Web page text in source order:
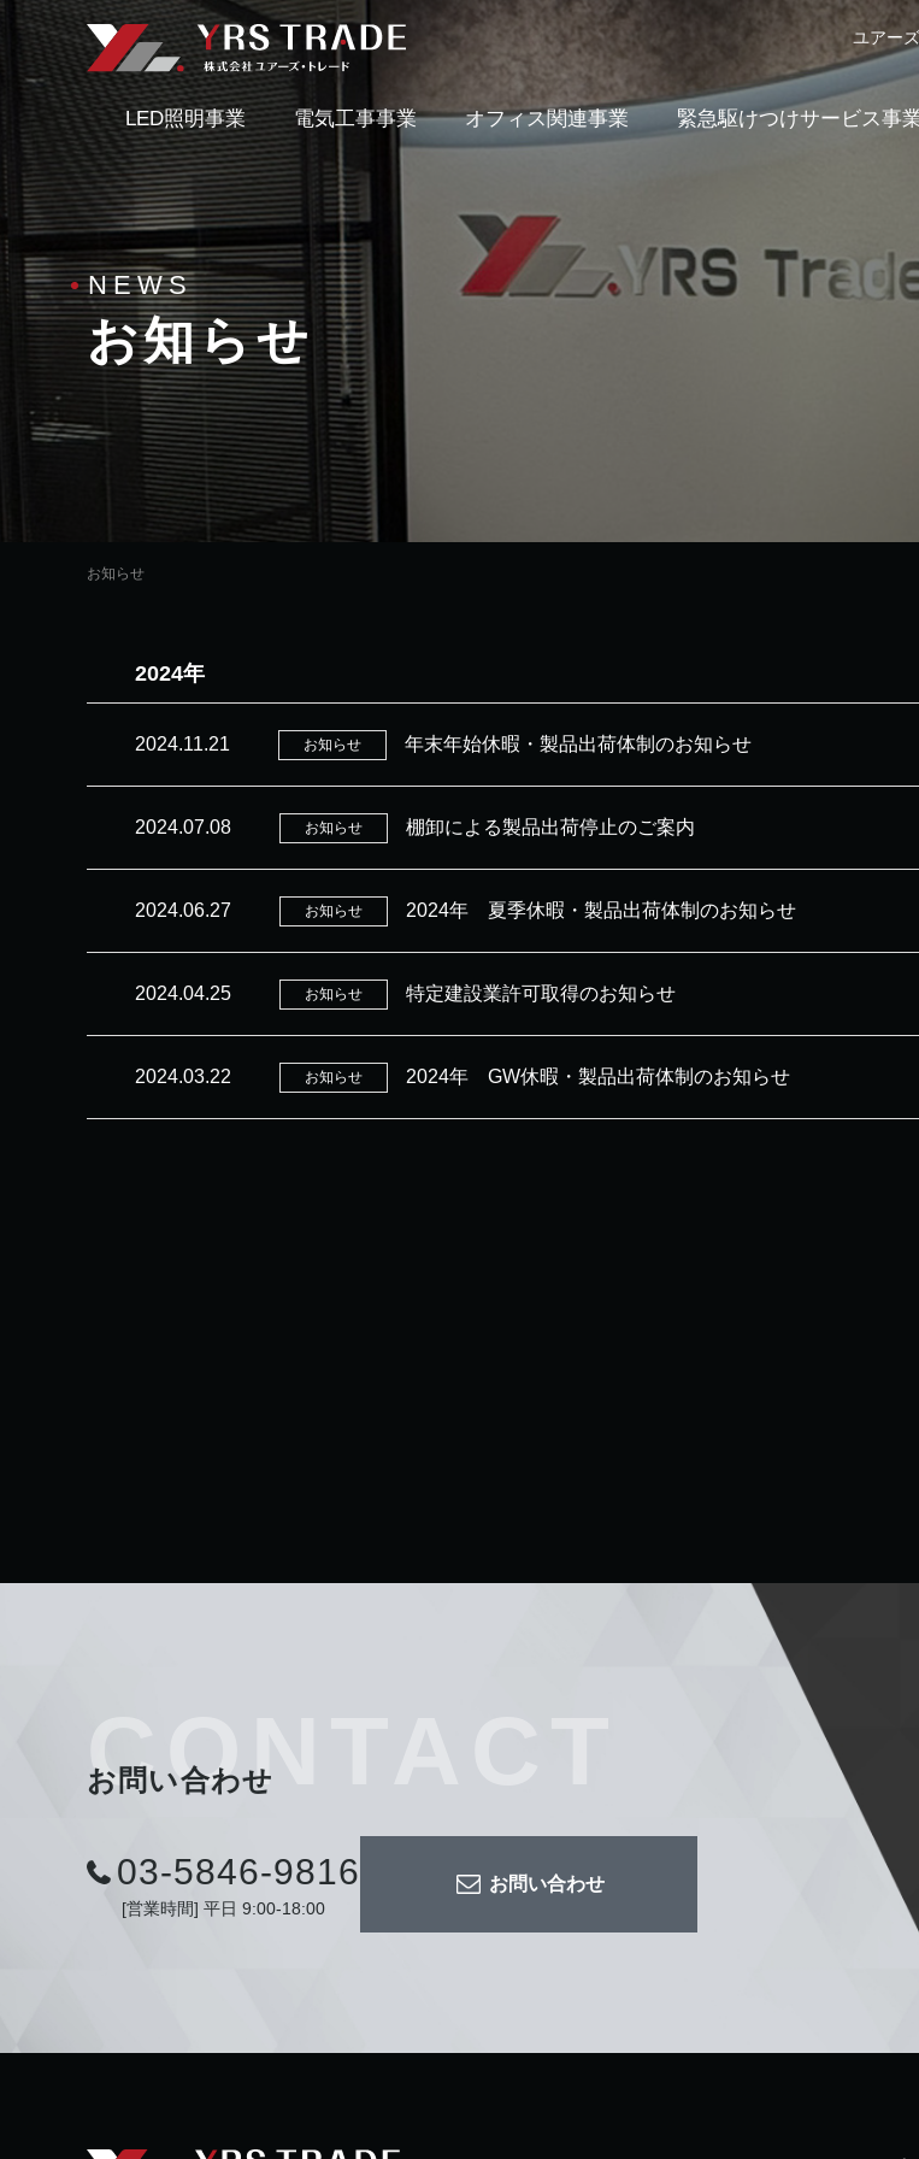
ユアー
LED照明事業
事業内容 製品情報
電気工事事業 オフィス関連事業 緊急駆けつけサービス事
お知らせ
NEWS
お知らせ
2024年
2024.11.21 お知らせ 年末年始休暇・製品出荷体制のお知らせ
2024.07.08 お知らせ 棚卸による製品出荷停止のご案内
2024.06.27 お知らせ 2024年 夏季休暇・製品出荷体制のお知らせ
2024.04.25 お知らせ 特定建設業許可取得のお知らせ
2024.03.22 お知らせ 2024年 GW休暇・製品出荷体制のお知らせ
CONTACT
お問い合わせ
03-5846-9816
[営業時間] 平日 9:00-18:00
お問い合わせ